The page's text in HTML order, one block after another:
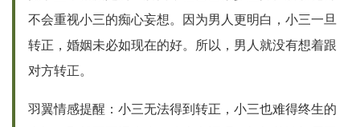
不会重视小三的痴心妄想。因为男人更明白，小三一旦
转正，婚姻未必如现在的好。所以，男人就没有想着跟
对方转正。
羽翼情感提醒：小三无法得到转正，小三也难得终生的